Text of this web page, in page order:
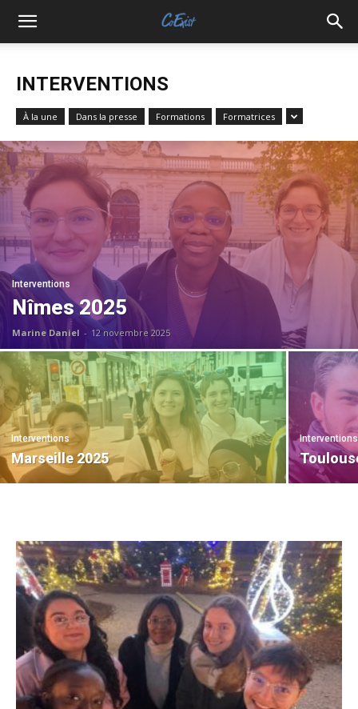
INTERVENTIONS
À la une Dans la presse Formations Formatrices
Interventions
Nîmes 2025
Marine Daniel - 12 novembre 2025
Interventions
Marseille 2025
Interventions